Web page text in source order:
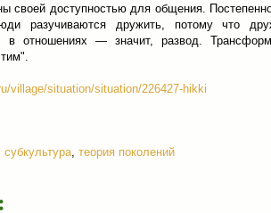
своей доступностью для общения.
разучиваются дружить, потому что
отношениях — значит, развод.
village/situation/situation/226427-hikki
субкультура теория поколений